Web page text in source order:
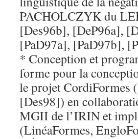
PACHOLCZYK du
[Des96b], [DeP96a],
[PaD97a], [PaD97b],
* Conception et
forme pour la
le projet
[Des98]) en
MGII de l’IRIN et
(LinéaFormes,